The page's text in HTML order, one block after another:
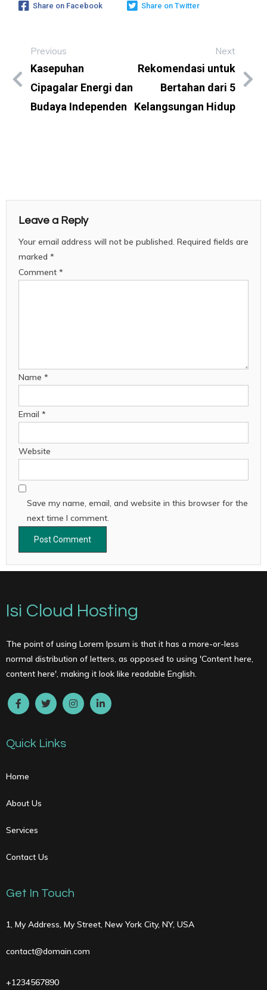
Share on Facebook Share on Twitter
Previous
Kasepuhan
Cipagalar Energi dan
Budaya Independen
Next
Rekomendasi untuk
Bertahan dari 5
Kelangsungan Hidup
Leave a Reply
Your email address will not be published. Required fields are
marked *
Comment *
Name *
Email *
Website
Save my name, email, and website in this browser for the
next time I comment.
Isi Cloud Hosting
The point of using Lorem Ipsum is that it has a more-or-less
normal distribution of letters, as opposed to using 'Content here,
content here', making it look like readable English.
Quick Links
Home
About Us
Services
Contact Us
Get In Touch
1, My Address, My Street, New York City, NY, USA
contact@domain.com
+1234567890